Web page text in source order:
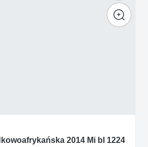
2014 Mi bl 1224